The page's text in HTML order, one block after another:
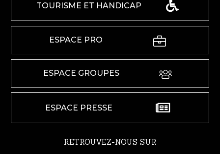
TOURISME ET HANDICAP
ESPACE PRO
ESPACE GROUPES
ESPACE PRESSE
RETROUVEZ-NOUS SUR